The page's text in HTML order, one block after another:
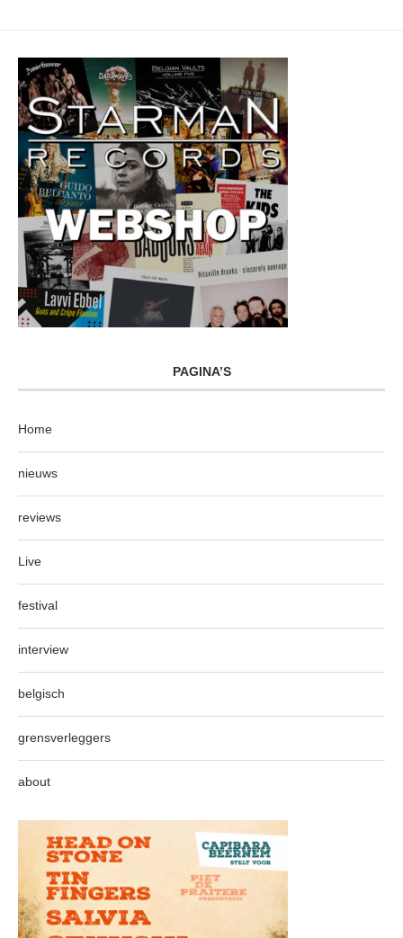
PAGINA’S
Home
nieuws
reviews
Live
festival
interview
belgisch
grensverleggers
about